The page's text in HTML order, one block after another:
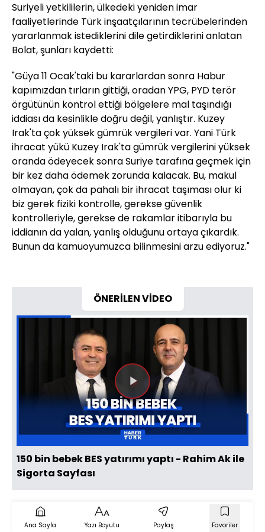
Suriyeli yetkililerin, ülkedeki yeniden imar
faaliyetlerinde Türk inşaatçılarının tecrübelerinden
yararlanmak istediklerini dile getirdiklerini anlatan
Bolat, şunları kaydetti:
"Güya 11 Ocak'taki bu kararlardan sonra Habur
kapımızdan tırların gittiği, oradan YPG, PYD terör
örgütünün kontrol ettiği bölgelere mal taşındığı
iddiası da kesinlikle doğru değil, yanlıştır. Kuzey
Irak'ta çok yüksek gümrük vergileri var. Yani Türk
ihracat yükü Kuzey Irak'ta gümrük vergilerini yüksek
oranda ödeyecek sonra Suriye tarafına geçmek için
bir kez daha ödemek zorunda kalacak. Bu, makul
olmayan, çok da pahalı bir ihracat taşıması olur ki
biz gerek fiziki kontrolle, gerekse güvenlik
kontrolleriyle, gerekse de rakamlar itibarıyla bu
iddianın da yalan, yanlış olduğunu ortaya çıkardık.
Bunun da kamuoyumuzca bilinmesini arzu ediyoruz."
ÖNERİLEN VİDEO
Videoyu
Oynat
150 bin bebek BES yatırımı yaptı - Rahim Ak ile
Sigorta Sayfası
Ana Sayfa Yazı Boyutu Paylaş Favoriler